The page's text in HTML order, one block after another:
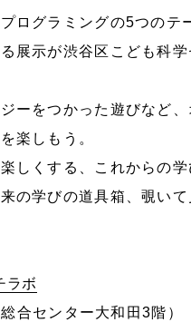
ログラミングの5つのテ
展示が渋谷区こども科学
ーをつかった遊びなど、
楽しもう。
しくする、これからの
の学びの道具箱、覗いて
ラボ
合センター大和田3階）